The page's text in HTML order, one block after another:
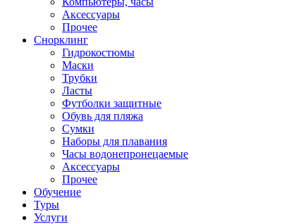
Аксессуары
Прочее
Снорклинг
Гидрокостюмы
Маски
Трубки
Ласты
Футболки защитные
Обувь для пляжа
Сумки
Наборы для плавания
Часы водонепронецаемые
Аксессуары
Прочее
Обучение
Туры
Услуги